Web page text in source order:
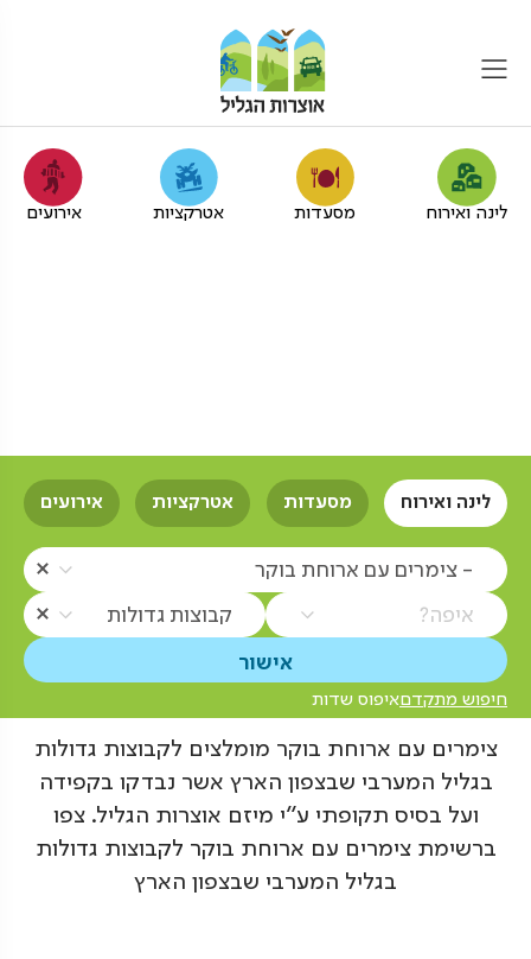
לינה ואירוח מסעדות אטרקציות אירועים
לינה ואירוח מסעדות אטרקציות אירועים
- צימרים עם ארוחת בוקר
איפה? קבוצות גדולות
חיפוש מתקדםאיפוס שדות
צימרים עם ארוחת בוקר מומלצים לקבוצות גדולות
בגליל המערבי שבצפון הארץ אשר נבדקו בקפידה
ועל בסיס תקופתי ע"י מיזם אוצרות הגליל. צפו
ברשימת צימרים עם ארוחת בוקר לקבוצות גדולות
בגליל המערבי שבצפון הארץ